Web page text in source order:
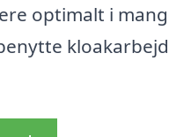
optimalt i